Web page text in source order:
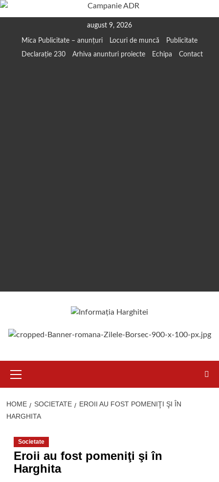
august 9, 2026
Mica Publicitate – anunțuri Locuri de muncă
Publicitate
Declarație 230
Arhiva anunturi proiecte Echipa Contact
Menu
HOME SOCIETATE
EROII AU FOST POMENIŢI ŞI ÎN
HARGHITA
Societate
Eroii au fost pomeniţi şi în
Harghita